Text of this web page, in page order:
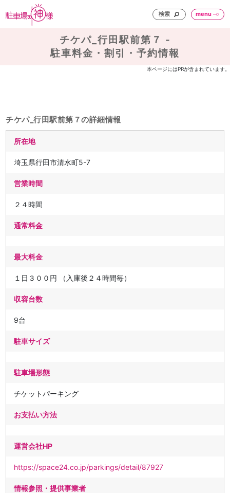
検索 menu
チケパ_行田駅前第７ -
駐車料金・割引・予約情報
本ページにはPRが含まれています。
チケパ_行田駅前第７の詳細情報
所在地
埼玉県行田市清水町5-7
営業時間
２４時間
通常料金
最大料金
１日３００円 （入庫後２４時間毎）
収容台数
9台
駐車サイズ
駐車場形態
チケットパーキング
お支払い方法
運営会社HP
https://space24.co.jp/parkings/detail/87927
情報参照・提供事業者